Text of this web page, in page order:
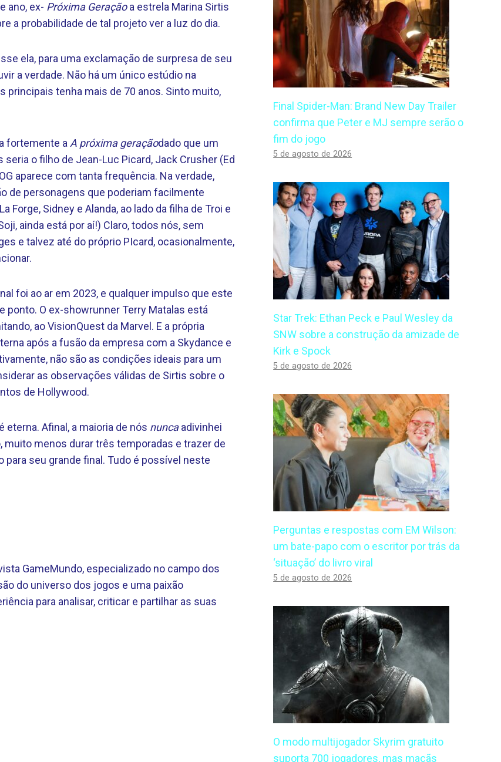
ano, ex- Próxima Geraçãoa estrela Marina Sirtis
a probabilidade de tal projeto ver a luz do dia.
ela, para uma exclamação de surpresa de seu
a verdade. Não há um único estúdio na
principais tenha mais de 70 anos. Sinto muito,
fortemente a A próxima geraçãodado que um
o filho de Jean-Luc Picard, Jack Crusher (Ed
aparece com tanta frequência. Na verdade,
de personagens que poderiam facilmente
Forge, Sidney e Alanda, ao lado da filha de Troi e
ainda está por aí!) Claro, todos nós, sem
e talvez até do próprio PIcard, ocasionalmente,
foi ao ar em 2023, e qualquer impulso que este
O ex-showrunner Terry Matalas está
ao VisionQuest da Marvel. E a própria
após a fusão da empresa com a Skydance e
não são as condições ideais para um
as observações válidas de Sirtis sobre o
de Hollywood.
eterna. Afinal, a maioria de nós nuncaadivinhei
menos durar três temporadas e trazer de
para seu grande final. Tudo é possível neste
GameMundo, especializado no campo dos
do universo dos jogos e uma paixão
para analisar, criticar e partilhar as suas
Final Spider-Man: Brand New Day Trailer
confirma que Peter e MJ sempre serão o
fim do jogo
5 de agosto de 2026
Star Trek: Ethan Peck e Paul Wesley da
SNW sobre a construção da amizade de
Kirk e Spock
5 de agosto de 2026
Perguntas e respostas com EM Wilson:
um bate-papo com o escritor por trás da
‘situação’ do livro viral
5 de agosto de 2026
O modo multijogador Skyrim gratuito
suporta 700 jogadores, mas maçãs